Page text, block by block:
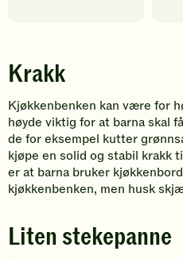
Krakk
Kjøkkenbenken kan være for
høyde viktig for at barna skal
de for eksempel kutter
kjøpe en solid og stabil krakk
er at barna bruker
kjøkkenbenken, men husk
Liten stekepanne